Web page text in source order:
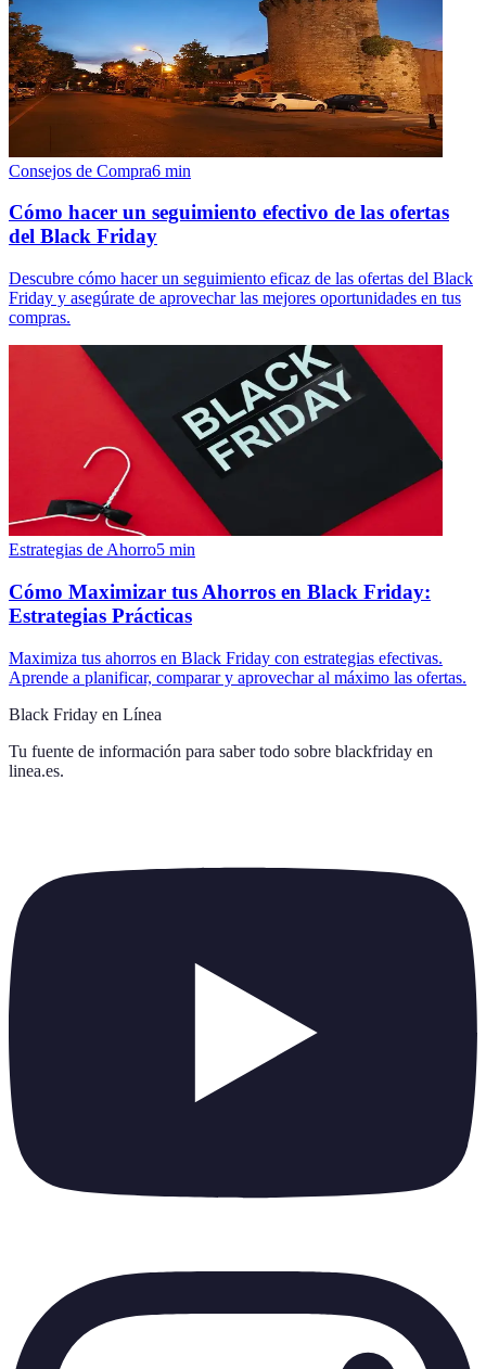
Consejos de Compra6 min
Cómo hacer un seguimiento efectivo de las ofertas
del Black Friday
Descubre cómo hacer un seguimiento eficaz de las ofertas del Black
Friday y asegúrate de aprovechar las mejores oportunidades en tus
compras.
Estrategias de Ahorro5 min
Cómo Maximizar tus Ahorros en Black Friday:
Estrategias Prácticas
Maximiza tus ahorros en Black Friday con estrategias efectivas.
Aprende a planificar, comparar y aprovechar al máximo las ofertas.
Black Friday en Línea
Tu fuente de información para saber todo sobre blackfriday en
linea.es.